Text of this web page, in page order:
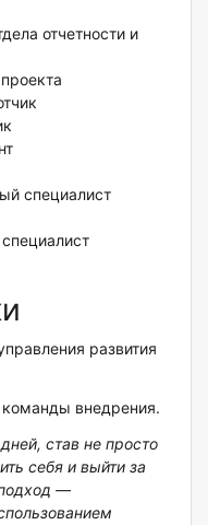
отчетности и
специалист
развития
внедрения.
став не просто
себя и выйти за
—